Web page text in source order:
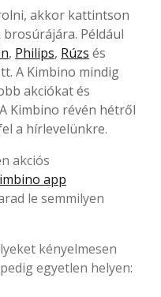
akkor kattintson
Például
, Philips, Rúzs és
A Kimbino mindig
akciókat és
Kimbino révén hétről
a hírlevelünkre.
akciós
app
le semmilyen
kényelmesen
egyetlen helyen: